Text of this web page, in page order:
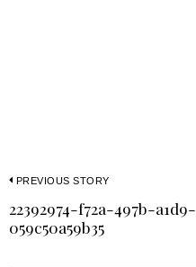
PREVIOUS STORY
22392974-f72a-497b-a1d9-
059c50a59b35